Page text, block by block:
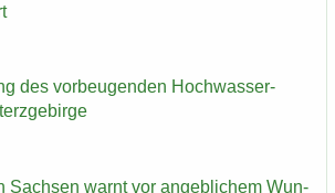
des vor­beu­gen­den Hoch­was­ser­
Sach­sen warnt vor an­geb­li­chem Wun­